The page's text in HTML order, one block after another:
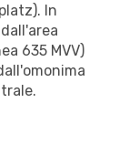
In
635 MVV)